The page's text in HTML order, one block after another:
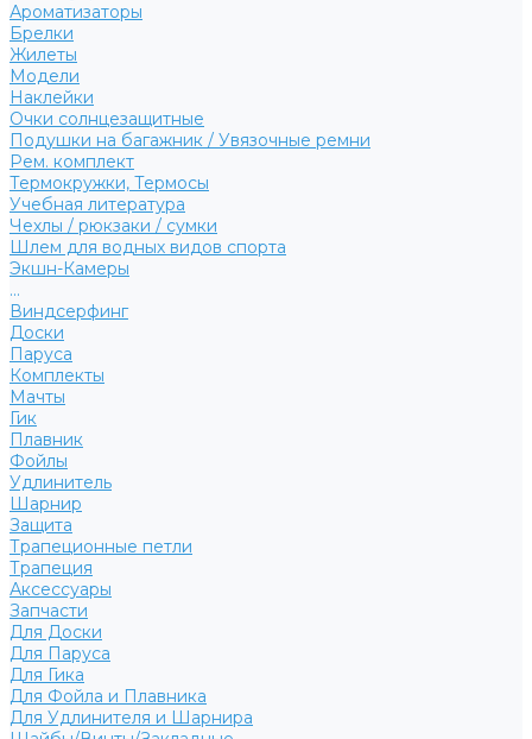
Ароматизаторы
Брелки
Жилеты
Модели
Наклейки
Очки солнцезащитные
Подушки на багажник / Увязочные ремни
Рем. комплект
Термокружки, Термосы
Учебная литература
Чехлы / рюкзаки / сумки
Шлем для водных видов спорта
Экшн-Камеры
...
Виндсерфинг
Доски
Паруса
Комплекты
Мачты
Гик
Плавник
Фойлы
Удлинитель
Шарнир
Защита
Трапеционные петли
Трапеция
Аксессуары
Запчасти
Для Доски
Для Паруса
Для Гика
Для Фойла и Плавника
Для Удлинителя и Шарнира